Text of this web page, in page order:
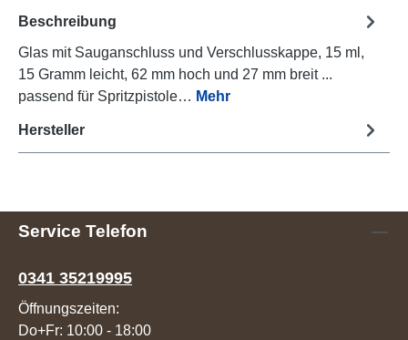
Beschreibung
Glas mit Sauganschluss und Verschlusskappe, 15 ml,
15 Gramm leicht, 62 mm hoch und 27 mm breit ...
passend für Spritzpistole… Mehr
Hersteller
Service Telefon
0341 35219995
Öffnungszeiten:
Do+Fr: 10:00 - 18:00